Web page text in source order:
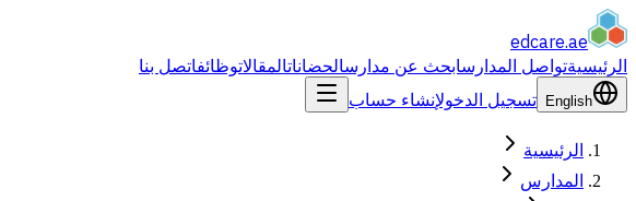
edcare.ae
الرئيسيةتواصل المدارسابحث عن مدارسالحضاناتالمقالاتوظائفاتصل بنا
English تسجيل الدخولإنشاء حساب
الرئيسية
المدارس